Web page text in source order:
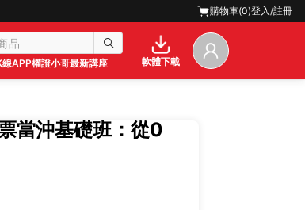
購物車(0)登入/註冊
線APP權證小哥最新講座 軟體下載
當沖基礎班：從0